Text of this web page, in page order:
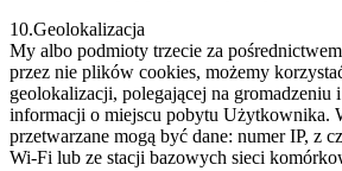
10.Geolokalizacja
My albo podmioty trzecie za
przez nie plików cookies, możemy
geolokalizacji, polegającej na gromadzeniu
informacji o miejscu pobytu Użytkownika.
przetwarzane mogą być dane: numer IP, z
Wi-Fi lub ze stacji bazowych sieci